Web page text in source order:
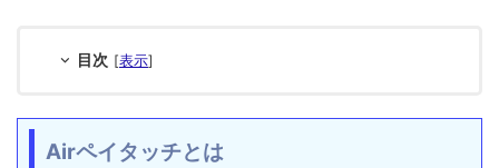
目次 [表示]
Airペイタッチとは